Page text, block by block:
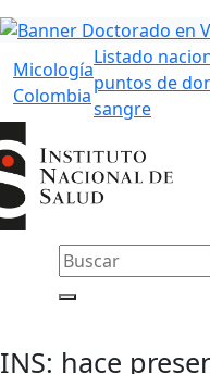
Micología
Colombia
Listado
puntos de
sangre
INS: hace